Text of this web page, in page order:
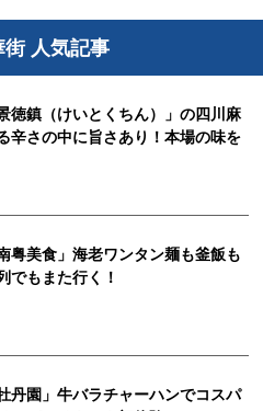
人気記事
徳鎮（けいとくちん）」の四川麻
辛さの中に旨さあり！本場の味を
粤美食」海老ワンタン麺も釜飯も
でもまた行く！
丹園」牛バラチャーハンでコスパ